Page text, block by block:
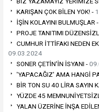
KARIŞAN ÇOK BİLEN YOK! -
İŞİN KOLAYINI BULMUŞLAR -
PROJE TANITIMI
CUMHUR İTTİFAKI NEDEN
09.03.2024
SONER ÇETİN'İN İSYANI -
'YAPACAĞIZ' AMA HANGİ
BİR TON SU 40 LİRA SAYIN
YÜZDE 45
YALAN ÜZERİNE İNŞA